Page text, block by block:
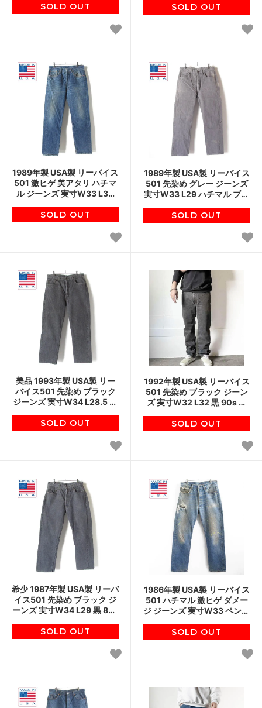
ージ D150
SOLD OUT
ビンテージ D150
SOLD OUT
1989年製 USA製 リーバイス
501 激ヒゲ 美アタリ ハチマ
ル ジーンズ 実寸W33 L30
D150
SOLD OUT
1989年製 USA製 リーバイス
501 先染め グレー ジーンズ
実寸W33 L29 ハチマル ブラ
ージ D150
SOLD OUT
美品 1993年製 USA製 リー
バイス501 先染め ブラック
ジーンズ 実寸W34 L28.5 黒
ンテージ D150
SOLD OUT
1992年製 USA製 リーバイス
501 先染め ブラック ジーン
ズ 実寸W32 L32 黒 90s ジ
ジ D150
SOLD OUT
希少 1987年製 USA製 リーバ
イス501 先染め ブラック ジ
ーンズ 実寸W34 L29 黒 80s
ージ D150
SOLD OUT
1986年製 USA製 リーバイス
501 ハチマル 激ヒゲ ダメー
ジ ジーンズ 実寸W33 ペンキ
ビンテージ D147
SOLD OUT